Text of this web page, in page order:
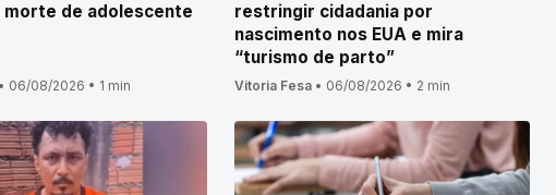
morte de adolescente
• 06/08/2026 • 1 min
restringir cidadania por
nascimento nos EUA e mira
“turismo de parto”
Vitoria Fesa• 06/08/2026 • 2 min